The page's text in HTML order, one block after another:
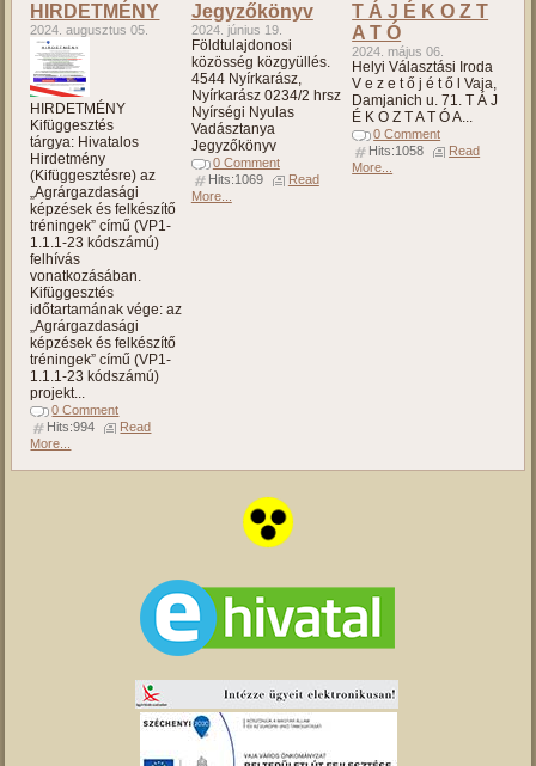
HIRDETMÉNY
2024. augusztus 05.
HIRDETMÉNY
Kifüggesztés
tárgya: Hivatalos
Hirdetmény
(Kifüggesztésre) az
„Agrárgazdasági
képzések és felkészítő
tréningek” című (VP1-
1.1.1-23 kódszámú)
felhívás
vonatkozásában.
Kifüggesztés
időtartamának vége: az
„Agrárgazdasági
képzések és felkészítő
tréningek” című (VP1-
1.1.1-23 kódszámú)
projekt...
0 Comment
Hits:994
Read
More...
Jegyzőkönyv
2024. június 19.
Földtulajdonosi
közösség közgyüllés.
4544 Nyírkarász,
Nyírkarász 0234/2 hrsz
Nyírségi Nyulas
Vadásztanya
Jegyzőkönyv
0 Comment
Hits:1069
Read
More...
T Á J É K O Z T
A T Ó
2024. május 06.
Helyi Választási Iroda
V e z e t ő j é t ő l Vaja,
Damjanich u. 71. T Á J
É K O Z T A T Ó A...
0 Comment
Hits:1058
Read
More...